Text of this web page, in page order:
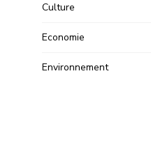
Culture
Economie
Environnement